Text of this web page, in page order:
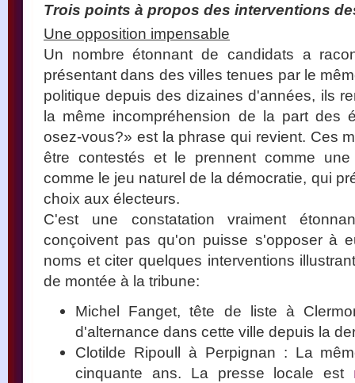
Trois points à propos des interventions
Une opposition impensable
Un nombre étonnant de candidats a
présentant dans des villes tenues par le
politique depuis des dizaines d'années, ils
la même incompréhension de la part des
osez-vous?» est la phrase qui revient. Ces
être contestés et le prennent comme
comme le jeu naturel de la démocratie, qui
choix aux électeurs.
C'est une constatation vraiment
conçoivent pas qu'on puisse s'opposer à
noms et citer quelques interventions
de montée à la tribune:
Michel Fanget, tête de liste à
d'alternance dans cette ville depuis la
Clotilde Ripoull à Perpignan : La
cinquante ans. La presse locale est